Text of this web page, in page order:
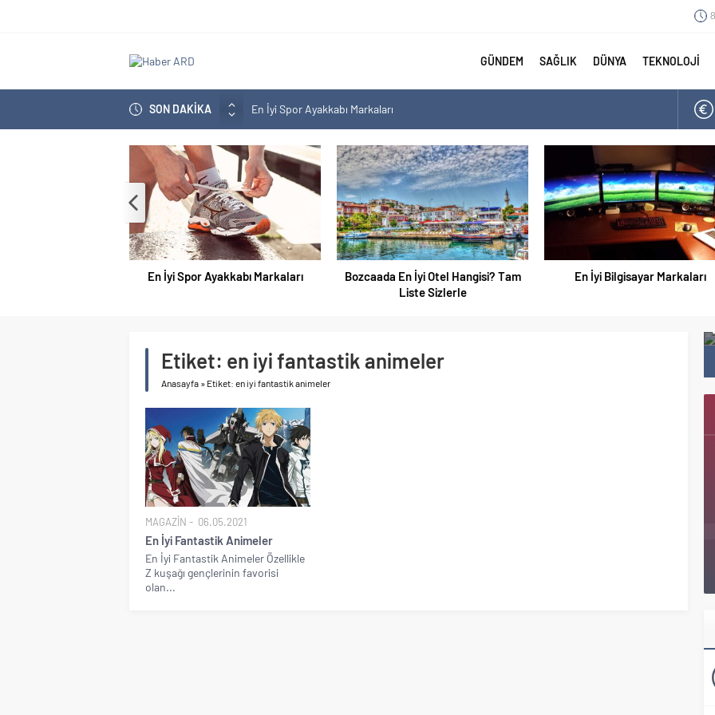
GÜNDEM SAĞLIK DÜNYA TEKNOLOJİ
SON DAKİKA
En İyi Spor Ayakkabı Markaları
Bozcaada En İyi Otel Hangisi? Tam Liste Sizlerle
En İyi Bilgisayar Markaları
En İyi Biotin Hapı Markaları Tam Listesi
En İyi Kargo Firması
En İyi Spor Ayakkabı Markaları
Bozcaada En İyi Otel Hangisi? Tam
Liste Sizlerle
En İyi Bilgisayar Markaları
Etiket: en iyi fantastik animeler
Anasayfa » Etiket: en iyi fantastik animeler
MAGAZİN 06.05.2021
En İyi Fantastik Animeler
En İyi Fantastik Animeler Özellikle
Z kuşağı gençlerinin favorisi
olan...